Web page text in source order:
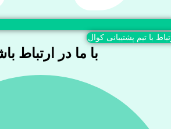
با تیم پشتیبانی کوال
با ما در ارتباط